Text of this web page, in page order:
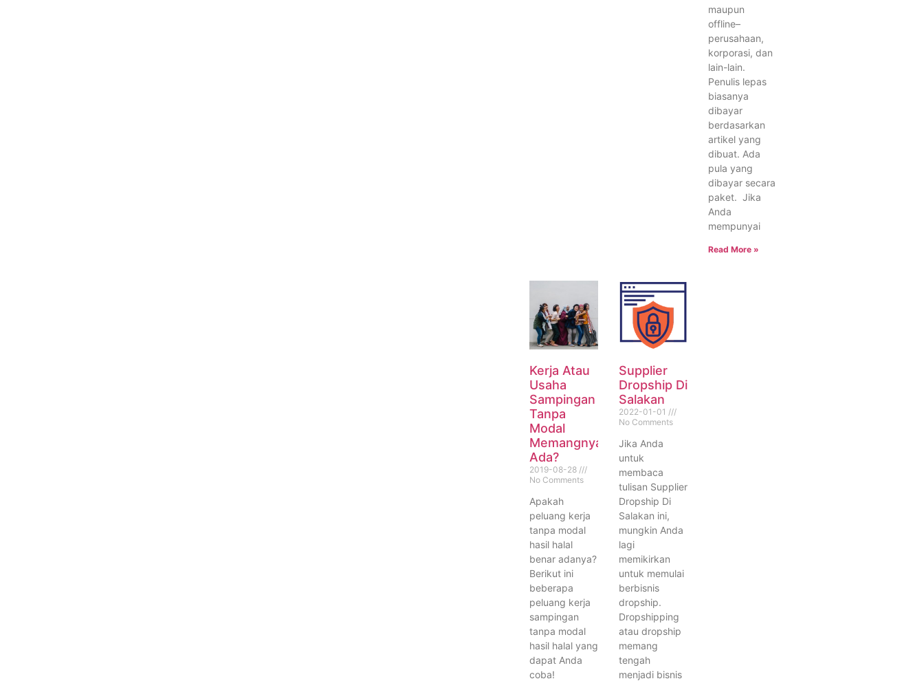
maupun
offline–
perusahaan,
korporasi, dan
lain-lain.
Penulis lepas
biasanya
dibayar
berdasarkan
artikel yang
dibuat. Ada
pula yang
dibayar secara
paket. Jika
Anda
mempunyai
Read More »
Kerja Atau
Usaha
Sampingan
Tanpa
Modal
Memangnya
Ada?
2019-08-28
No Comments
Apakah
peluang kerja
tanpa modal
hasil halal
benar adanya?
Berikut ini
beberapa
peluang kerja
sampingan
tanpa modal
hasil halal yang
dapat Anda
coba!
Supplier
Dropship Di
Salakan
2022-01-01
No Comments
Jika Anda
untuk
membaca
tulisan Supplier
Dropship Di
Salakan ini,
mungkin Anda
lagi
memikirkan
untuk memulai
berbisnis
dropship.
Dropshipping
atau dropship
memang
tengah
menjadi bisnis